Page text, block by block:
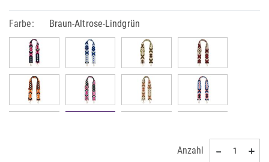
Farbe: Braun-Altrose-Lindgrün
Anzahl